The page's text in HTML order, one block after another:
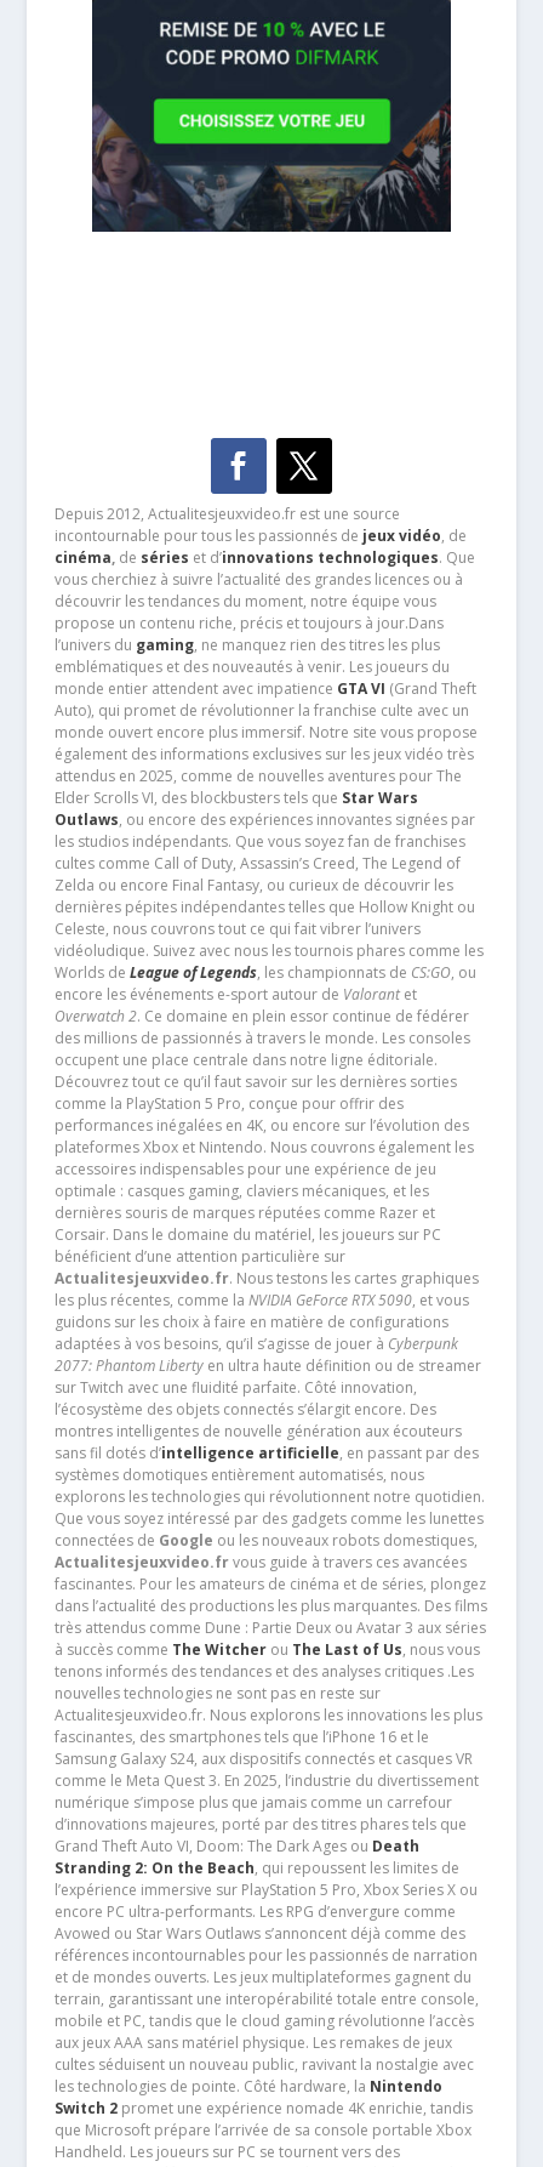
Depuis 2012, Actualitesjeuxvideo.fr est une source
incontournable pour tous les passionnés de jeux vidéo, de
cinéma,de séries et d’innovations technologiques. Que
vous cherchiez à suivre l’actualité des grandes licences ou à
découvrir les tendances du moment, notre équipe vous
propose un contenu riche, précis et toujours à jour.Dans
l’univers du gaming, ne manquez rien des titres les plus
emblématiques et des nouveautés à venir. Les joueurs du
monde entier attendent avec impatience GTA VI (Grand Theft
Auto), qui promet de révolutionner la franchise culte avec un
monde ouvert encore plus immersif. Notre site vous propose
également des informations exclusives sur les jeux vidéo très
attendus en 2025, comme de nouvelles aventures pour The
Elder Scrolls VI, des blockbusters tels que Star Wars
Outlaws, ou encore des expériences innovantes signées par
les studios indépendants. Que vous soyez fan de franchises
cultes comme Call of Duty, Assassin’s Creed, The Legend of
Zelda ou encore Final Fantasy, ou curieux de découvrir les
dernières pépites indépendantes telles que Hollow Knight ou
Celeste, nous couvrons tout ce qui fait vibrer l’univers
vidéoludique. Suivez avec nous les tournois phares comme les
Worlds de League of Legends, les championnats de CS:GO, ou
encore les événements e-sport autour de Valorantet
Overwatch 2. Ce domaine en plein essor continue de fédérer
des millions de passionnés à travers le monde. Les consoles
occupent une place centrale dans notre ligne éditoriale.
Découvrez tout ce qu’il faut savoir sur les dernières sorties
comme la PlayStation 5 Pro, conçue pour offrir des
performances inégalées en 4K, ou encore sur l’évolution des
plateformes Xbox et Nintendo. Nous couvrons également les
accessoires indispensables pour une expérience de jeu
optimale : casques gaming, claviers mécaniques, et les
dernières souris de marques réputées comme Razer et
Corsair. Dans le domaine du matériel, les joueurs sur PC
bénéficient d’une attention particulière sur
Actualitesjeuxvideo.fr. Nous testons les cartes graphiques
les plus récentes, comme la NVIDIA GeForce RTX 5090, et vous
guidons sur les choix à faire en matière de configurations
adaptées à vos besoins, qu’il s’agisse de jouer à Cyberpunk
2077: Phantom Libertyen ultra haute définition ou de streamer
sur Twitch avec une fluidité parfaite. Côté innovation,
l’écosystème des objets connectés s’élargit encore. Des
montres intelligentes de nouvelle génération aux écouteurs
sans fil dotés d’intelligence artificielle, en passant par des
systèmes domotiques entièrement automatisés, nous
explorons les technologies qui révolutionnent notre quotidien.
Que vous soyez intéressé par des gadgets comme les lunettes
connectées de Google ou les nouveaux robots domestiques,
Actualitesjeuxvideo.frvous guide à travers ces avancées
fascinantes. Pour les amateurs de cinéma et de séries, plongez
dans l’actualité des productions les plus marquantes. Des films
très attendus comme Dune : Partie Deux ou Avatar 3 aux séries
à succès comme The Witcherou The Last of Us, nous vous
tenons informés des tendances et des analyses critiques .Les
nouvelles technologies ne sont pas en reste sur
Actualitesjeuxvideo.fr. Nous explorons les innovations les plus
fascinantes, des smartphones tels que l’iPhone 16 et le
Samsung Galaxy S24, aux dispositifs connectés et casques VR
comme le Meta Quest 3. En 2025, l’industrie du divertissement
numérique s’impose plus que jamais comme un carrefour
d’innovations majeures, porté par des titres phares tels que
Grand Theft Auto VI, Doom: The Dark Ages ou Death
Stranding 2: On the Beach, qui repoussent les limites de
l’expérience immersive sur PlayStation 5 Pro, Xbox Series X ou
encore PC ultra-performants. Les RPG d’envergure comme
Avowed ou Star Wars Outlaws s’annoncent déjà comme des
références incontournables pour les passionnés de narration
et de mondes ouverts. Les jeux multiplateformes gagnent du
terrain, garantissant une interopérabilité totale entre console,
mobile et PC, tandis que le cloud gaming révolutionne l’accès
aux jeux AAA sans matériel physique. Les remakes de jeux
cultes séduisent un nouveau public, ravivant la nostalgie avec
les technologies de pointe. Côté hardware, la Nintendo
Switch 2promet une expérience nomade 4K enrichie, tandis
que Microsoft prépare l’arrivée de sa console portable Xbox
Handheld. Les joueurs sur PC se tournent vers des